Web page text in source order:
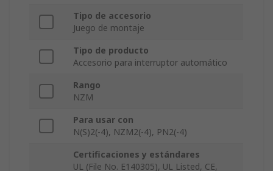
Tipo de accesorio
Juego de montaje
Tipo de producto
Accesorio para interruptor automático
Rango
NZM
Para usar con
N(S)2(-4), NZM2(-4), PN2(-4)
Certificaciones y estándares
UL (File No. E140305), UL Listed, CE,